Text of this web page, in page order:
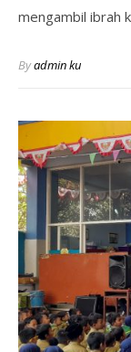
mengambil ibrah
Byadmin ku